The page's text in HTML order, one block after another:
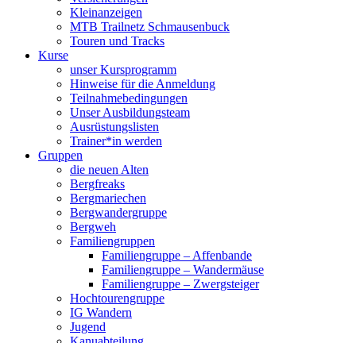
Kleinanzeigen
MTB Trailnetz Schmausenbuck
Touren und Tracks
Kurse
unser Kursprogramm
Hinweise für die Anmeldung
Teilnahmebedingungen
Unser Ausbildungsteam
Ausrüstungslisten
Trainer*in werden
Gruppen
die neuen Alten
Bergfreaks
Bergmariechen
Bergwandergruppe
Bergweh
Familiengruppen
Familiengruppe – Affenbande
Familiengruppe – Wandermäuse
Familiengruppe – Zwergsteiger
Hochtourengruppe
IG Wandern
Jugend